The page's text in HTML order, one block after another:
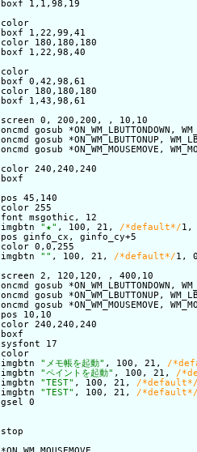
boxf 1,1,98,19
color
boxf 1,22,99,41
color 180,180,180
boxf 1,22,98,40
color
boxf 0,42,98,61
color 180,180,180
boxf 1,43,98,61
screen 0, 200,200, , 10,10
oncmd gosub *ON_WM_LBUTTONDOWN,
oncmd gosub *ON_WM_LBUTTONUP,
oncmd gosub *ON_WM_MOUSEMOVE,
color 240,240,240
boxf
pos 45,140
color 255
font msgothic, 12
imgbtn "★" , 100, 21, /*default*/
pos ginfo_cx, ginfo_cy+5
color 0,0,255
imgbtn "" , 100, 21, /*default*/1,
screen 2, 120,120, , 400,10
oncmd gosub *ON_WM_LBUTTONDOWN,
oncmd gosub *ON_WM_LBUTTONUP,
oncmd gosub *ON_WM_MOUSEMOVE,
pos 10,10
color 240,240,240
boxf
sysfont 17
color
imgbtn "メモ帳を起動" , 100, 21, /
imgbtn "ペイントを起動" , 100, 21, /
imgbtn "TEST" , 100, 21, /
imgbtn "TEST" , 100, 21, /
gsel 0
stop